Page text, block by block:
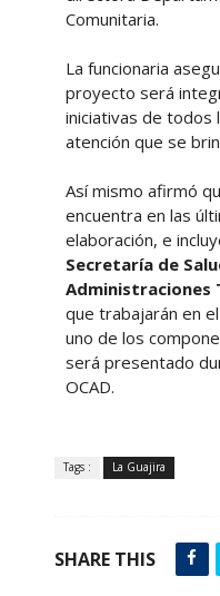
Comunitaria.
La funcionaria
proyecto será
iniciativas de todos
atención que se
Así mismo afirmó
encuentra en las
elaboración, e
Secretaría de
Administraciones
que trabajarán en
uno de los
será presentado
OCAD.
Tags : La Guajira
SHARE THIS